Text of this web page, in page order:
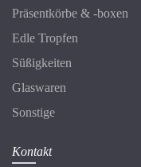
Präsentkörbe & -boxen
Edle Tropfen
Süßigkeiten
Glaswaren
Sonstige
Kontakt